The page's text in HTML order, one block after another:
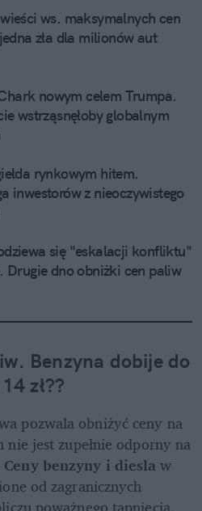
ws. maksymalnych cen
zła dla milionów aut
nowym celem Trumpa.
wstrząsnęłoby globalnym
rynkowym hitem.
inwestorów z nieoczywistego
się "eskalacji konfliktu"
Drugie dno obniżki cen paliw
. Benzyna dobije do
zł??
pozwala obniżyć ceny na
nie jest zupełnie odporny na
Ceny benzyny i diesla w
od zagranicznych